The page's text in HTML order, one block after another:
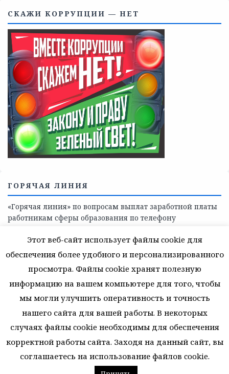
СКАЖИ КОРРУПЦИИ — НЕТ
ГОРЯЧАЯ ЛИНИЯ
«Горячая линия» по вопросам выплат заработной платы
работникам сферы образования по телефону
© 2026 Муниципальное автономное учреждение
дополнительного образования. Все права защищены.
ВЕРНУТЬСЯ К НАЧАЛУ
Этот веб-сайт использует файлы cookie для
обеспечения более удобного и персонализированного
просмотра. Файлы cookie хранят полезную
информацию на вашем компьютере для того, чтобы
мы могли улучшить оперативность и точность
нашего сайта для вашей работы. В некоторых
случаях файлы cookie необходимы для обеспечения
корректной работы сайта. Заходя на данный сайт, вы
соглашаетесь на использование файлов cookie.
48 запросов. 2,141 секунд. 31.6367340087892 Мб